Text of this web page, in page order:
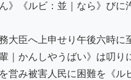
《ルビ：並｜なら》び
臣へ上申せり午後六時
かんしやうばい》は叨
み被害人民に困難を《